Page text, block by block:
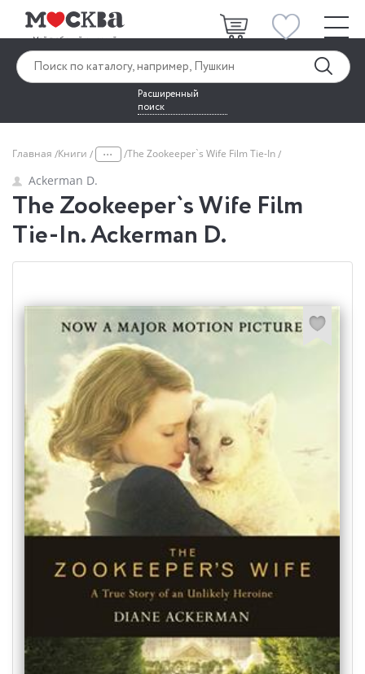
Расширенный
поиск
Главная Книги ... The Zookeeper`s Wife Film Tie-In
Ackerman D.
The Zookeeper`s Wife Film
Tie-In. Ackerman D.